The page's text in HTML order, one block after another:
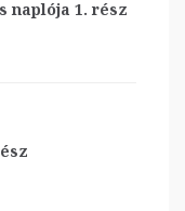
naplója 1. rész